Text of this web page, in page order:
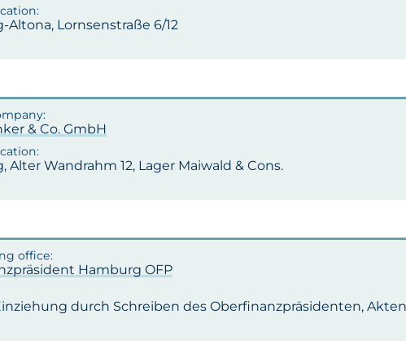
Altona, Lornsenstraße 6/12
& Co. GmbH
Alter Wandrahm 12, Lager Maiwald & Cons.
Hamburg OFP
durch Schreiben des Oberfinanzpräsidenten,